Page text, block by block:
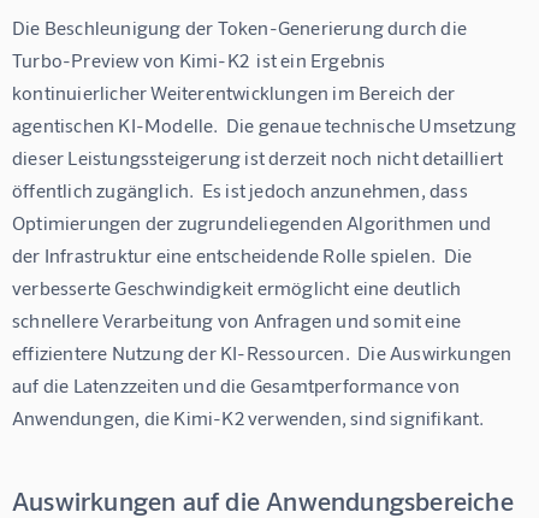
Die Beschleunigung der Token-Generierung durch die
Turbo-Preview von Kimi-K2  ist ein Ergebnis
kontinuierlicher Weiterentwicklungen im Bereich der
agentischen KI-Modelle.  Die genaue technische Umsetzung
dieser Leistungssteigerung ist derzeit noch nicht detailliert
öffentlich zugänglich.  Es ist jedoch anzunehmen, dass
Optimierungen der zugrundeliegenden Algorithmen und
der Infrastruktur eine entscheidende Rolle spielen.  Die
verbesserte Geschwindigkeit ermöglicht eine deutlich
schnellere Verarbeitung von Anfragen und somit eine
effizientere Nutzung der KI-Ressourcen.  Die Auswirkungen
auf die Latenzzeiten und die Gesamtperformance von
Anwendungen, die Kimi-K2 verwenden, sind signifikant.
Auswirkungen auf die Anwendungsbereiche